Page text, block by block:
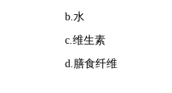
b.水
c.维生素
d.膳食纤维